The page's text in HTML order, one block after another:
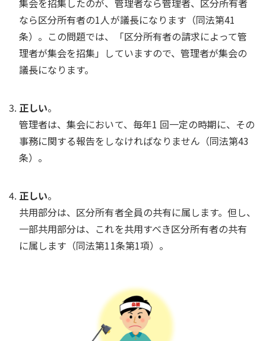
なら区分所有者の1人が議長になります（同法第41
条）。この問題では、「区分所有者の請求によって管
理者が集会を招集」していますので、管理者が集会の
議長になります。
正しい。
管理者は、集会において、毎年1 回一定の時期に、その
事務に関する報告をしなければなりません（同法第43
条）。
正しい。
共用部分は、区分所有者全員の共有に属します。但し、
一部共用部分は、これを共用すべき区分所有者の共有
に属します（同法第11条第1項）。